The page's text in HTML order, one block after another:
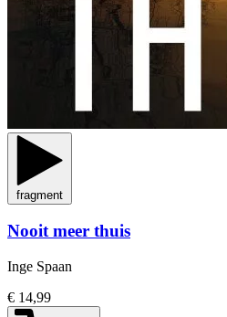
fragment
Nooit meer thuis
Inge Spaan
€ 14,99